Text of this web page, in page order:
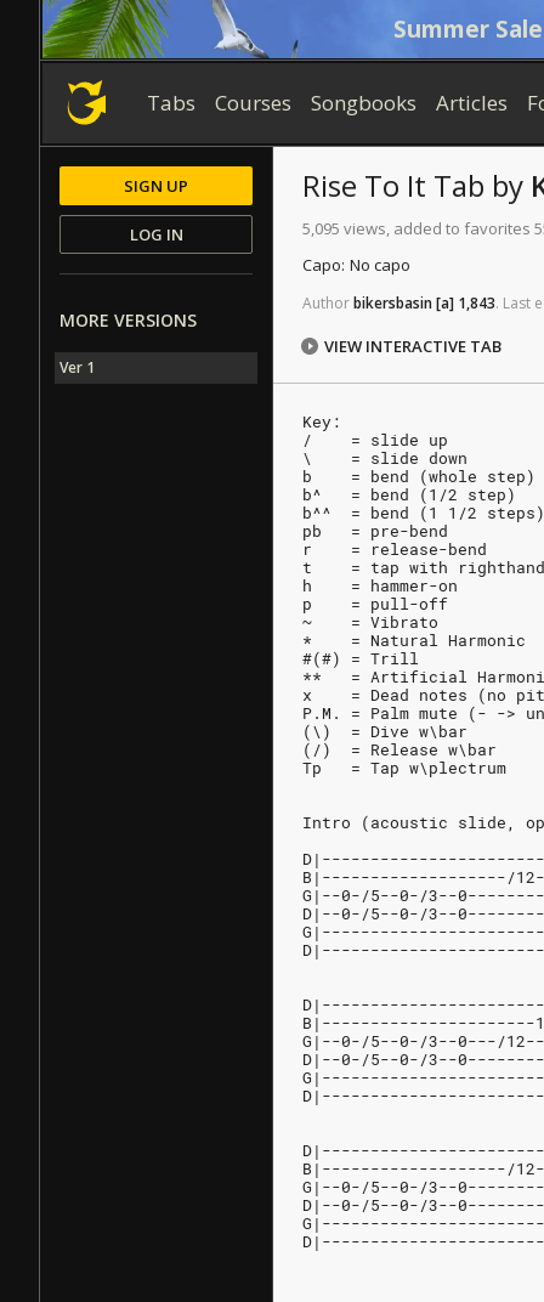
Summer
Tabs Courses Songbooks Articles
Rise To It Tab by
5,095 views, added to favorites
Capo: No capo
Authorbikersbasin[a] 1,843. Last
VIEW INTERACTIVE TAB
Key:
/    = slide up
\    = slide down
b    = bend (whole step)
b^   = bend (1/2 step)
b^^  = bend (1 1/2 steps)
pb   = pre-bend
r    = release-bend
t    = tap with
h    = hammer-on
p    = pull-off
~    = Vibrato
*    = Natural Harmonic
#(#) = Trill
**   = Artificial
x    = Dead notes (no
P.M. = Palm mute (- ->
(\)  = Dive w\bar
(/)  = Release w\bar
Tp   = Tap w\plectrum
Intro (acoustic slide,
B|-------------------/
G|--0-/5--0-/3--
D|--0-/5--0-/3--
B|----------------------
G|--0-/5--0-/3--0---/
D|--0-/5--0-/3--
B|-------------------/
G|--0-/5--0-/3--
D|--0-/5--0-/3--
SIGN UP
LOG IN
MORE VERSIONS
Ver 1